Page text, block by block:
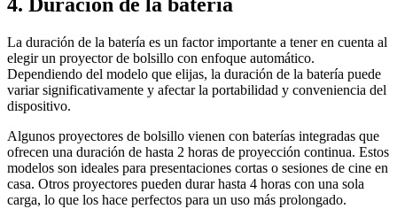
La duración de la batería es un factor importante a tener en cuenta al
elegir un proyector de bolsillo con enfoque automático.
Dependiendo del modelo que elijas, la duración de la batería puede
variar significativamente y afectar la portabilidad y conveniencia del
dispositivo.
Algunos proyectores de bolsillo vienen con baterías integradas que
ofrecen una duración de hasta 2 horas de proyección continua. Estos
modelos son ideales para presentaciones cortas o sesiones de cine en
casa. Otros proyectores pueden durar hasta 4 horas con una sola
carga, lo que los hace perfectos para un uso más prolongado.